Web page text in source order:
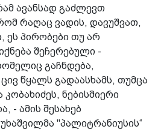
ავანსად გაძლევთ
რაღაც ვადის, დავუშვათ,
ეს პირობები თუ არ
შეჩერებული -
გაჩნდება,
წყალს გადაასხამს, თუმცა
კობახიძეს, ნებისმიერი
- ამის შესახებ
"პალიტრანიუსის“